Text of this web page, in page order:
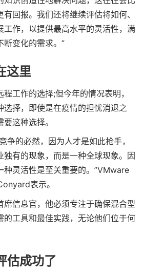
回报。我们还将继续评估将如何、
工作，以提供最高水平的灵活性，满
断变化的需求。”
这里
工作的选择;但今年的情况表明，
选择，即使是在疫情的担忧消退之
这种选择。
争的必然，因为人才是如此抢手，
独有的现象，而是一种全球现象。因
种灵活性是至关重要的。”VMware
表示。
席信息官，他必须专注于确保混合型
的工具和最佳实践，无论他们位于何
估成功了